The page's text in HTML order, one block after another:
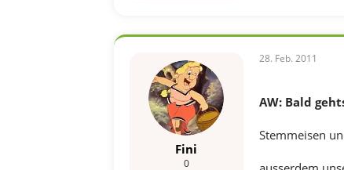
Fini
0
28. Feb. 2011
AW: Bald
Stemmeisen